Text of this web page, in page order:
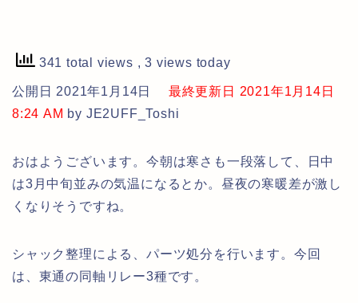
341 total views , 3 views today
公開日 2021年1月14日
最終更新日 2021年1月14日
8:24 AM by JE2UFF_Toshi
おはようございます。今朝は寒さも一段落して、日中
は3月中旬並みの気温になるとか。昼夜の寒暖差が激し
くなりそうですね。
シャック整理による、パーツ処分を行います。今回
は、東通の同軸リレー3種です。